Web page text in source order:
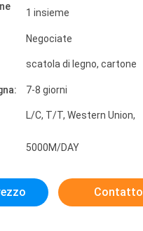
1 insieme
Negociate
scatola di legno, cartone
7-8 giorni
L/C, T/T, Western Union,
5000M/DAY
Contatto